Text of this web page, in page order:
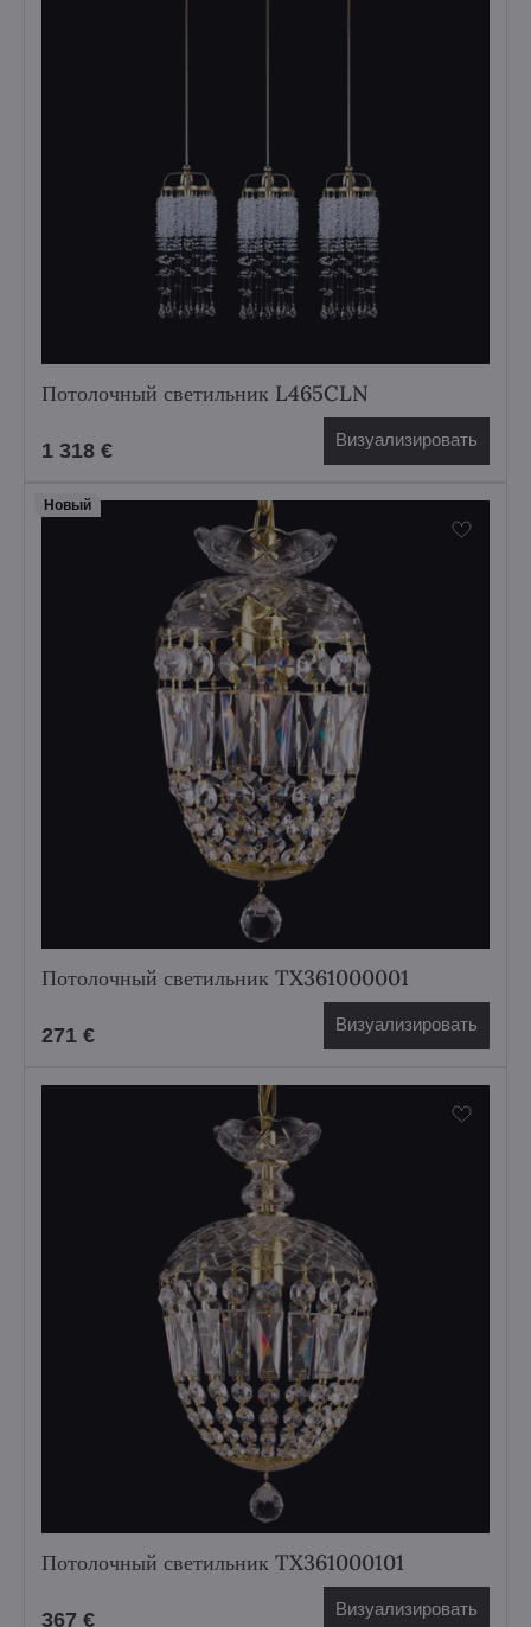
Потолочный светильник L465CLN
1 318 € Визуализировать
Hовый
Потолочный светильник TX361000001
271 € Визуализировать
Потолочный светильник TX361000101
367 € Визуализировать